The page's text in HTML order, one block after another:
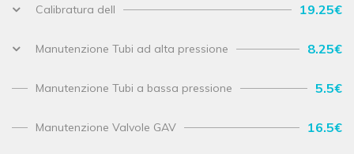
Calibratura dell 19.25€
Manutenzione Tubi ad alta pressione 8.25€
Manutenzione Tubi a bassa pressione 5.5€
Manutenzione Valvole GAV 16.5€